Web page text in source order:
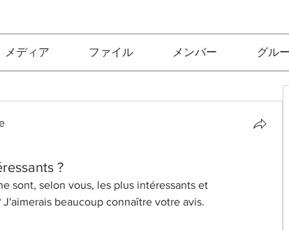
メディア ファイル メンバー グル
?
sont, selon vous, les plus intéressants et
J'aimerais beaucoup connaître votre avis.